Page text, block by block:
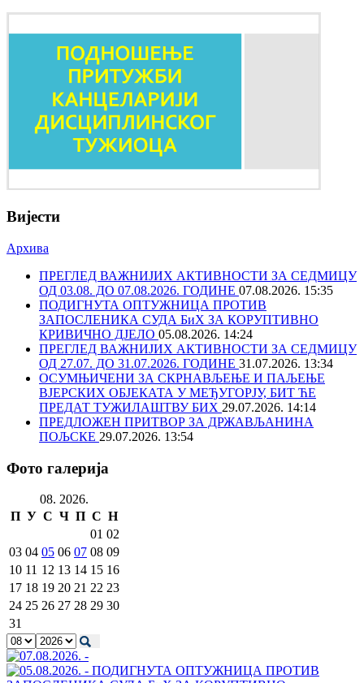
Вијести
Архива
ПРЕГЛЕД ВАЖНИЈИХ АКТИВНОСТИ ЗА СЕДМИЦУ
ОД 03.08. ДО 07.08.2026. ГОДИНЕ 07.08.2026. 15:35
ПОДИГНУТА ОПТУЖНИЦА ПРОТИВ
ЗАПОСЛЕНИКА СУДА БиХ ЗА КОРУПТИВНО
КРИВИЧНО ДЈЕЛО 05.08.2026. 14:24
ПРЕГЛЕД ВАЖНИЈИХ АКТИВНОСТИ ЗА СЕДМИЦУ
ОД 27.07. ДО 31.07.2026. ГОДИНЕ 31.07.2026. 13:34
ОСУМЊИЧЕНИ ЗА СКРНАВЉЕЊЕ И ПАЉЕЊЕ
ВЈЕРСКИХ ОБЈЕКАТА У МЕЂУГОРЈУ, БИТ ЋЕ
ПРЕДАТ ТУЖИЛАШТВУ БИХ 29.07.2026. 14:14
ПРЕДЛОЖЕН ПРИТВОР ЗА ДРЖАВЉАНИНА
ПОЉСКЕ 29.07.2026. 13:54
Фото галерија
08. 2026.
П У С Ч П С Н
01 02
03 04 05 06 07 08 09
10 11 12 13 14 15 16
17 18 19 20 21 22 23
24 25 26 27 28 29 30
31